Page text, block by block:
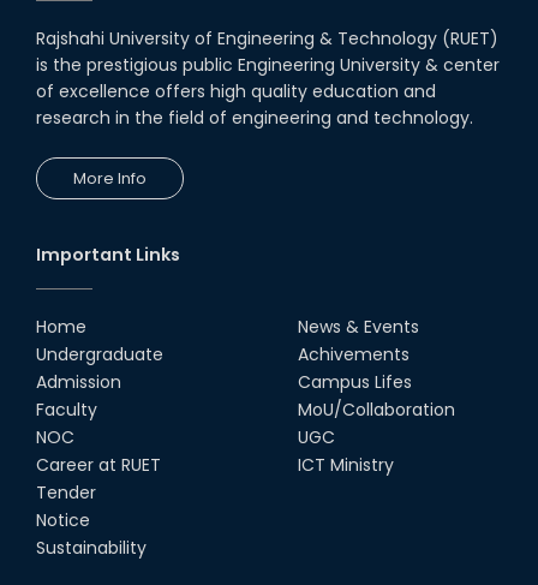
Rajshahi University of Engineering & Technology (RUET)
is the prestigious public Engineering University & center
of excellence offers high quality education and
research in the field of engineering and technology.
More Info
Important Links
Home
Undergraduate
Admission
Faculty
NOC
Career at RUET
Tender
Notice
Sustainability
News & Events
Achivements
Campus Lifes
MoU/Collaboration
UGC
ICT Ministry